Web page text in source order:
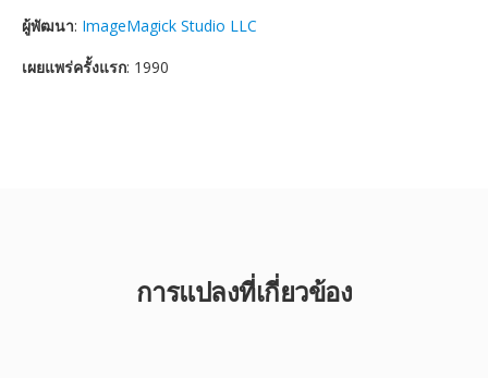
ผู้พัฒนา: ImageMagick Studio LLC
เผยแพร่ครั้งแรก: 1990
การแปลงที่เกี่ยวข้อง